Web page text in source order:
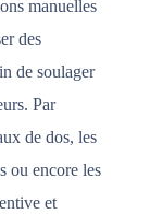
manuelles
des
de soulager
Par
de dos, les
ou encore les
et